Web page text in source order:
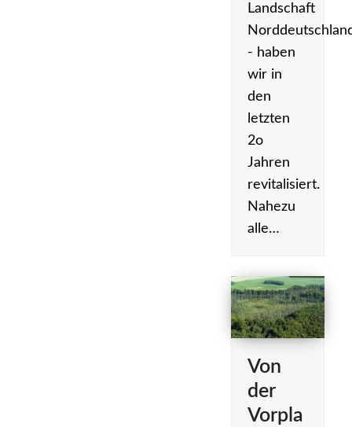
Landschaft
- haben
wir in
den
letzten
2o
Jahren
revitalisiert.
Nahezu
alle…
Von
der
Vorpla